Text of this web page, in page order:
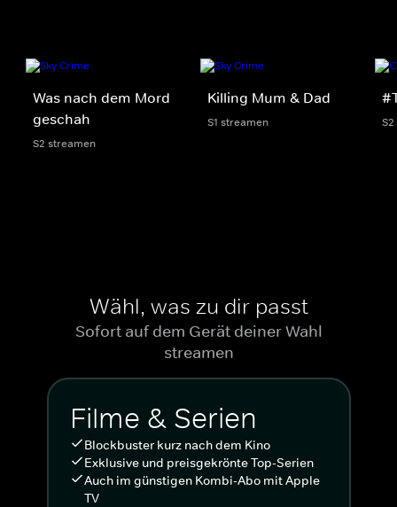
Was nach dem Mord
geschah
S2 streamen
Killing Mum & Dad
S1 streamen
Wähl, was zu dir passt
Sofort auf dem Gerät deiner Wahl
streamen
Filme & Serien
Blockbuster kurz nach dem Kino
Exklusive und preisgekrönte Top-Serien
Auch im günstigen Kombi-Abo mit Apple
TV